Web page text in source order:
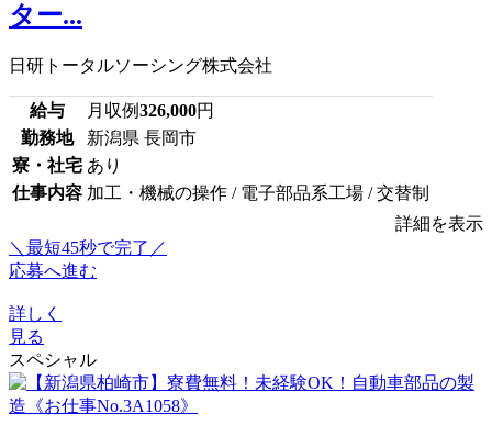
ター...
日研トータルソーシング株式会社
給与 月収例326,000円
勤務地
新潟県 長岡市
寮・社宅 あり
仕事内容 加工・機械の操作 / 電子部品系工場 / 交替制
詳細を表示
＼最短45秒で完了／
応募へ進む
詳しく
見る
スペシャル